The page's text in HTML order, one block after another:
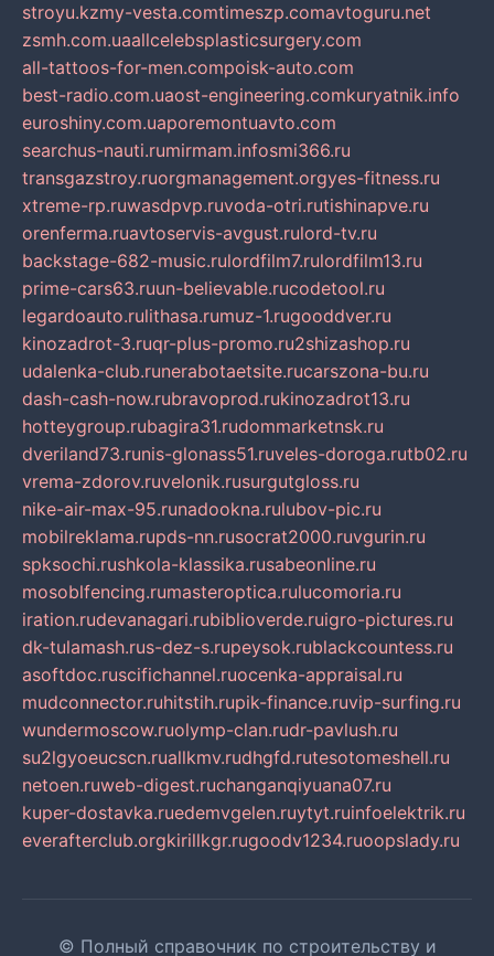
stroyu.kzmy-vesta.comtimeszp.comavtoguru.net
zsmh.com.uaallcelebsplasticsurgery.com
all-tattoos-for-men.compoisk-auto.com
best-radio.com.uaost-engineering.comkuryatnik.info
euroshiny.com.uaporemontuavto.com
searchus-nauti.rumirmam.infosmi366.ru
transgazstroy.ruorgmanagement.orgyes-fitness.ru
xtreme-rp.ruwasdpvp.ruvoda-otri.rutishinapve.ru
orenferma.ruavtoservis-avgust.rulord-tv.ru
backstage-682-music.rulordfilm7.rulordfilm13.ru
prime-cars63.ruun-believable.rucodetool.ru
legardoauto.rulithasa.rumuz-1.rugooddver.ru
kinozadrot-3.ruqr-plus-promo.ru2shizashop.ru
udalenka-club.runerabotaetsite.rucarszona-bu.ru
dash-cash-now.rubravoprod.rukinozadrot13.ru
hotteygroup.rubagira31.rudommarketnsk.ru
dveriland73.runis-glonass51.ruveles-doroga.rutb02.ru
vrema-zdorov.ruvelonik.rusurgutgloss.ru
nike-air-max-95.runadookna.rulubov-pic.ru
mobilreklama.rupds-nn.rusocrat2000.ruvgurin.ru
spksochi.rushkola-klassika.rusabeonline.ru
mosoblfencing.rumasteroptica.rulucomoria.ru
iration.rudevanagari.rubiblioverde.ruigro-pictures.ru
dk-tulamash.rus-dez-s.rupeysok.rublackcountess.ru
asoftdoc.ruscifichannel.ruocenka-appraisal.ru
mudconnector.ruhitstih.rupik-finance.ruvip-surfing.ru
wundermoscow.ruolymp-clan.rudr-pavlush.ru
su2lgyoeucscn.ruallkmv.rudhgfd.rutesotomeshell.ru
netoen.ruweb-digest.ruchanganqiyuana07.ru
kuper-dostavka.ruedemvgelen.ruytyt.ruinfoelektrik.ru
everafterclub.orgkirillkgr.rugoodv1234.ruoopslady.ru
© Полный справочник по строительству и